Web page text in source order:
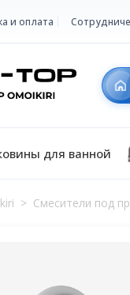
и оплата
для ванной
> Смесители под